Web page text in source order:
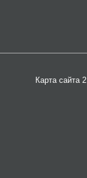
Карта сайта 2